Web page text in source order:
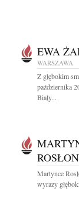
EWA
WARSZAWA
Z głębokim
października
Biały...
Martynce
wyrazy